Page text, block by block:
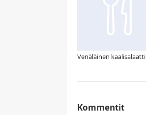
Venäläinen kaalisalaatti
Kommentit